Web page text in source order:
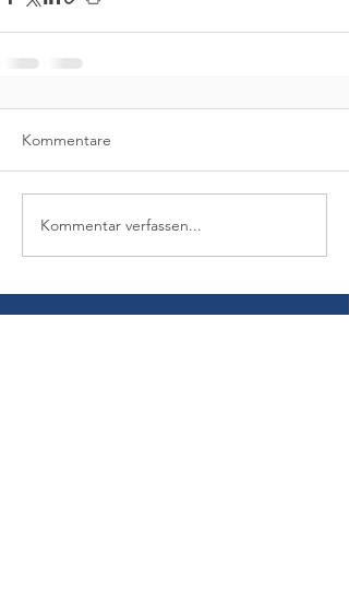
Kommentare
Kommentar verfassen...